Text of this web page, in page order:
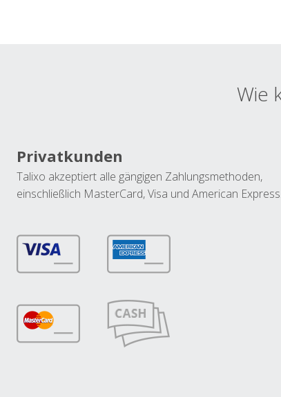
Wie
Privatkunden
Talixo akzeptiert alle gängigen Zahlungsmethoden,
einschließlich MasterCard, Visa und American Express.